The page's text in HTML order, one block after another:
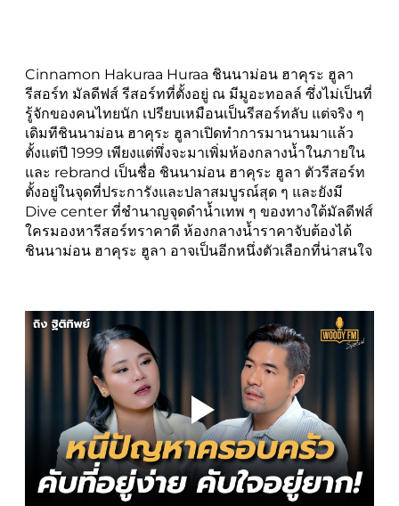
Cinnamon Hakuraa Huraa ชินนาม่อน ฮาคุระ ฮูลา
รีสอร์ท มัลดีฟส์ รีสอร์ทที่ตั้งอยู่ ณ มีมูอะทอลล์ ซึ่งไม่เป็นที่
รู้จักของคนไทยนัก เปรียบเหมือนเป็นรีสอร์ทลับ แต่จริง ๆ
เดิมทีชินนาม่อน ฮาคุระ ฮูลาเปิดทำการมานานมาแล้ว
ตั้งแต่ปี 1999 เพียงแต่พึ่งจะมาเพิ่มห้องกลางน้ำในภายใน
และ rebrand เป็นชื่อ ชินนาม่อน ฮาคุระ ฮูลา ตัวรีสอร์ท
ตั้งอยู่ในจุดที่ประการังและปลาสมบูรณ์สุด ๆ และยังมี
Dive center ที่ชำนาญจุดดำน้ำเทพ ๆ ของทางใต้มัลดีฟส์
ใครมองหารีสอร์ทราคาดี ห้องกลางน้ำราคาจับต้องได้
ชินนาม่อน ฮาคุระ ฮูลา อาจเป็นอีกหนึ่งตัวเลือกที่น่าสนใจ